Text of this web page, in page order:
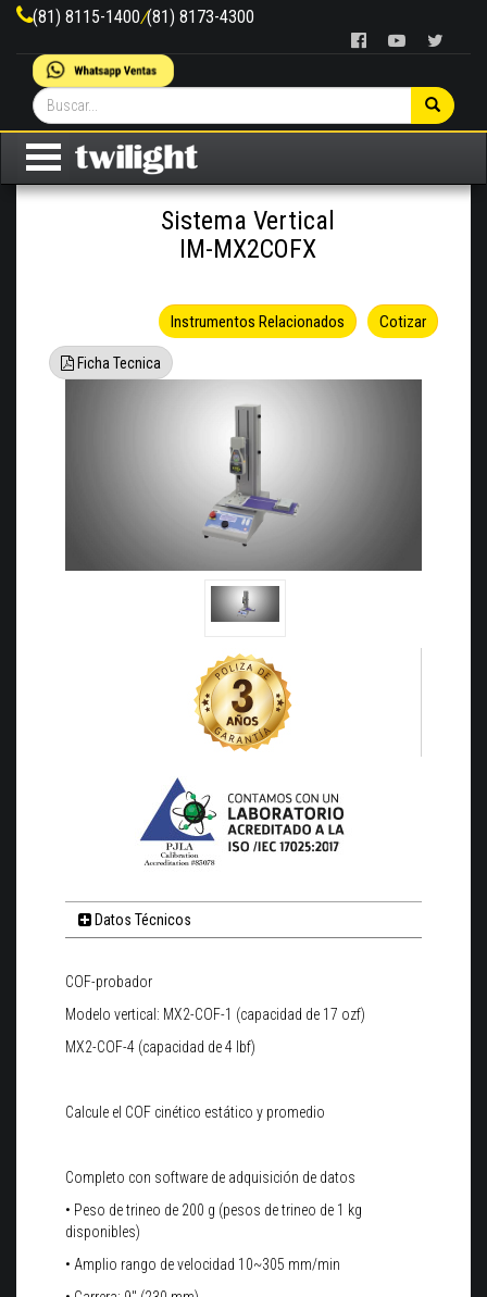
(81) 8115-1400/(81) 8173-4300
Sistema Vertical
IM-MX2COFX
Cotizar
Instrumentos Relacionados
Ficha Tecnica
Datos Técnicos
COF-probador
Modelo vertical: MX2-COF-1 (capacidad de 17 ozf)
MX2-COF-4 (capacidad de 4 lbf)
Calcule el COF cinético estático y promedio
Completo con software de adquisición de datos
• Peso de trineo de 200 g (pesos de trineo de 1 kg
disponibles)
• Amplio rango de velocidad 10~305 mm/min